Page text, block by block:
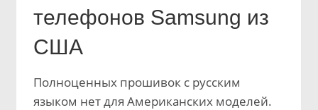
телефонов Samsung из
США
Полноценных прошивок с русским
языком нет для Американских моделей.